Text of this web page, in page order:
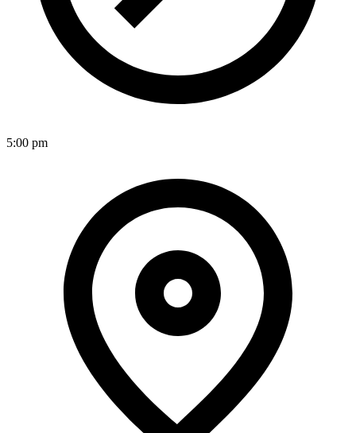
5:00 pm